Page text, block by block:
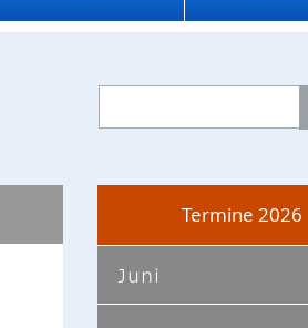
Termine 2026
Juni